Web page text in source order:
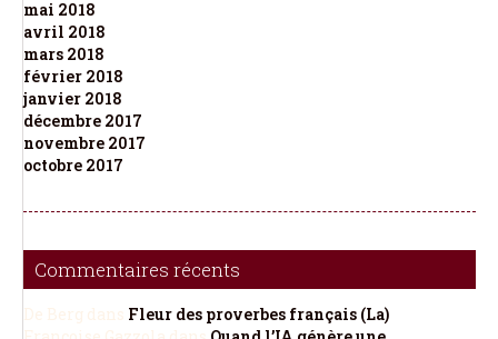
mai 2018
avril 2018
mars 2018
février 2018
janvier 2018
décembre 2017
novembre 2017
octobre 2017
Commentaires récents
Fleur des proverbes français (La)